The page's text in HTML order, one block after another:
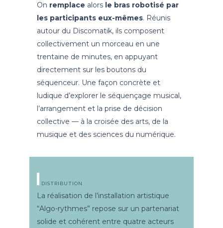
On remplace alors le bras robotisé par
les participants eux-mêmes. Réunis
autour du Discomatik, ils composent
collectivement un morceau en une
trentaine de minutes, en appuyant
directement sur les boutons du
séquenceur. Une façon concrète et
ludique d’explorer le séquençage musical,
l’arrangement et la prise de décision
collective — à la croisée des arts, de la
musique et des sciences du numérique.
DISTRIBUTION
La réalisation de l’installation artistique
“Algo-rythmes” repose sur un partenariat
solide et cohérent entre quatre acteurs